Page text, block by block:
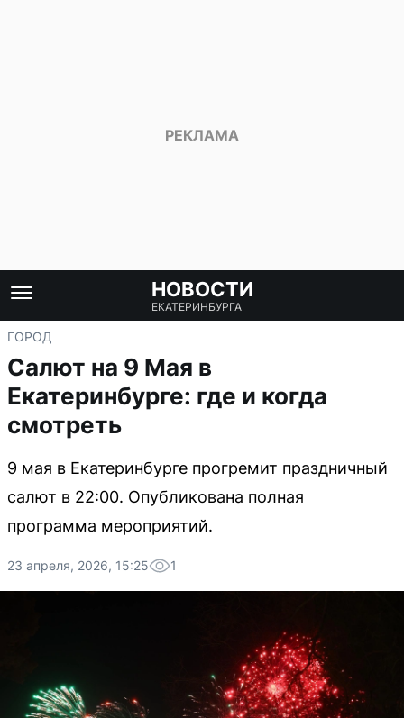
НОВОСТИ
ЕКАТЕРИНБУРГА
ГОРОД
Салют на 9 Мая в
Екатеринбурге: где и когда
смотреть
9 мая в Екатеринбурге прогремит праздничный
салют в 22:00. Опубликована полная
программа мероприятий.
23 апреля, 2026, 15:25 1